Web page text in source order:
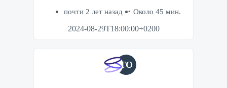
почти 2 лет назад
Около 45 мин.
2024-08-29T18:00:00+0200
TO